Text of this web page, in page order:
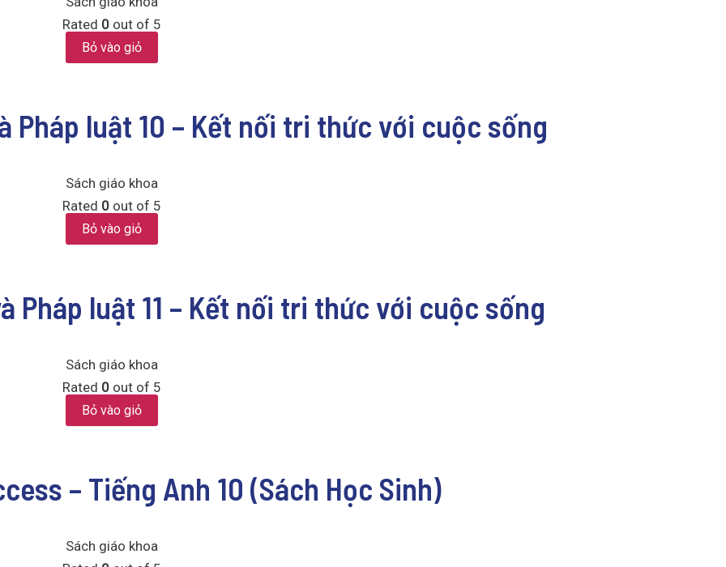
Rated 0 out of 5
Bỏ vào giỏ
Pháp luật 10 – Kết nối tri thức với cuộc sống
Sách giáo khoa
Rated 0 out of 5
Bỏ vào giỏ
Pháp luật 11 – Kết nối tri thức với cuộc sống
Sách giáo khoa
Rated 0 out of 5
Bỏ vào giỏ
– Tiếng Anh 10 (Sách Học Sinh)
Sách giáo khoa